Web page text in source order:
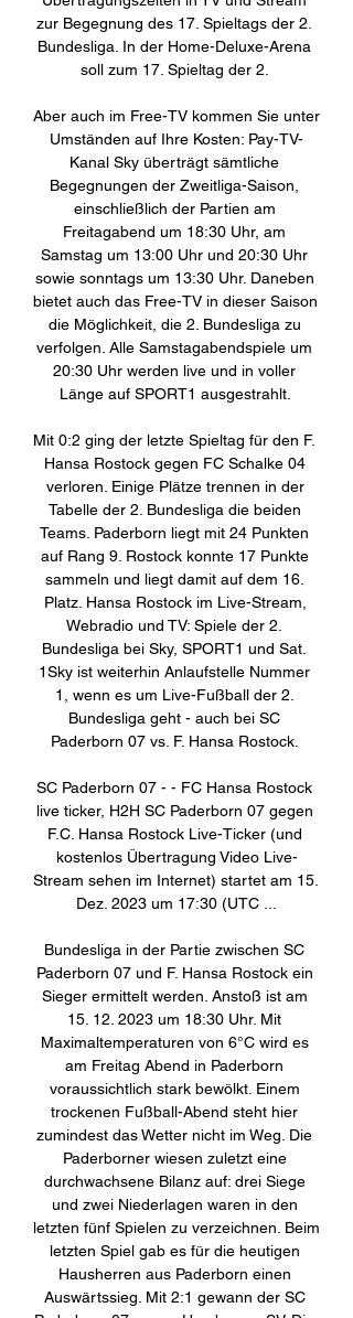
zur Begegnung des 17. Spieltags der 2.
Bundesliga. In der Home-Deluxe-Arena
soll zum 17. Spieltag der 2.
Aber auch im Free-TV kommen Sie unter
Umständen auf Ihre Kosten: Pay-TV-
Kanal Sky überträgt sämtliche
Begegnungen der Zweitliga-Saison,
einschließlich der Partien am
Freitagabend um 18:30 Uhr, am
Samstag um 13:00 Uhr und 20:30 Uhr
sowie sonntags um 13:30 Uhr. Daneben
bietet auch das Free-TV in dieser Saison
die Möglichkeit, die 2. Bundesliga zu
verfolgen. Alle Samstagabendspiele um
20:30 Uhr werden live und in voller
Länge auf SPORT1 ausgestrahlt.
Mit 0:2 ging der letzte Spieltag für den F.
Hansa Rostock gegen FC Schalke 04
verloren. Einige Plätze trennen in der
Tabelle der 2. Bundesliga die beiden
Teams. Paderborn liegt mit 24 Punkten
auf Rang 9. Rostock konnte 17 Punkte
sammeln und liegt damit auf dem 16.
Platz. Hansa Rostock im Live-Stream,
Webradio und TV: Spiele der 2.
Bundesliga bei Sky, SPORT1 und Sat.
1Sky ist weiterhin Anlaufstelle Nummer
1, wenn es um Live-Fußball der 2.
Bundesliga geht - auch bei SC
Paderborn 07 vs. F. Hansa Rostock.
SC Paderborn 07 - - FC Hansa Rostock
live ticker, H2H SC Paderborn 07 gegen
F.C. Hansa Rostock Live-Ticker (und
kostenlos Übertragung Video Live-
Stream sehen im Internet) startet am 15.
Dez. 2023 um 17:30 (UTC ...
Bundesliga in der Partie zwischen SC
Paderborn 07 und F. Hansa Rostock ein
Sieger ermittelt werden. Anstoß ist am
15. 12. 2023 um 18:30 Uhr. Mit
Maximaltemperaturen von 6°C wird es
am Freitag Abend in Paderborn
voraussichtlich stark bewölkt. Einem
trockenen Fußball-Abend steht hier
zumindest das Wetter nicht im Weg. Die
Paderborner wiesen zuletzt eine
durchwachsene Bilanz auf: drei Siege
und zwei Niederlagen waren in den
letzten fünf Spielen zu verzeichnen. Beim
letzten Spiel gab es für die heutigen
Hausherren aus Paderborn einen
Auswärtssieg. Mit 2:1 gewann der SC